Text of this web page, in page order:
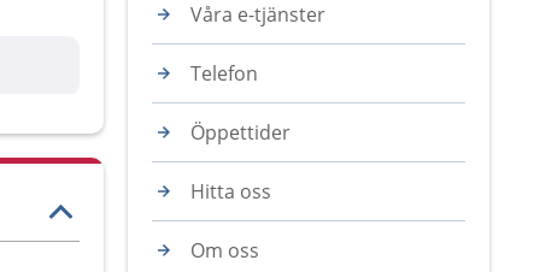
Våra e-tjänster
Telefon
Öppettider
Hitta oss
Om oss